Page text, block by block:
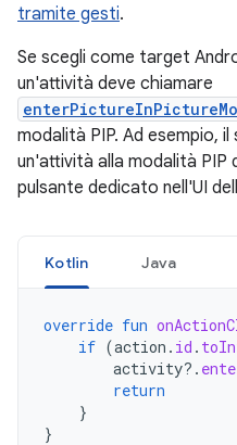
tramite gesti.
Se scegli come target
un'attività deve chiamare
modalità PIP. Ad esempio,
un'attività alla modalità PIP
pulsante dedicato nell'UI
Kotlin Java
override fun
if (action . id .
activity?.
return
}
}